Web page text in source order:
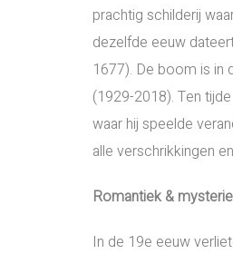
prachtig schilderij
dezelfde eeuw
1677). De boom is in
(1929-2018). Ten
waar hij speelde
alle verschrikkingen
Romantiek & mysterie
In de 19e eeuw